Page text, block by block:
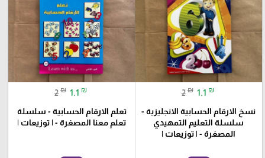
2 ₪ 1.1 ₪
نسخ الارقام الحسابية الانجليزية -
سلسلة التعليم التمهيدي
المصغرة - | توزيعات |
2 ₪ 1.1 ₪
تعلم الارقام الحسابية - سلسلة
تعلم معنا المصغرة - | توزيعات |